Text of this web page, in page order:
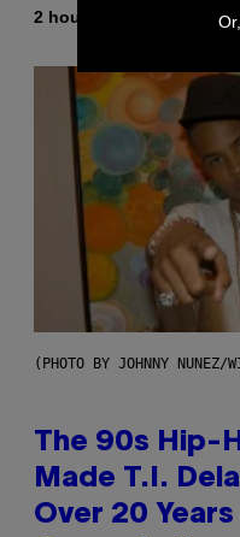
2 hours ago Ashley
(PHOTO BY JOHNNY NUNEZ/
The 90s Hip-
Made T.I.
Over 20